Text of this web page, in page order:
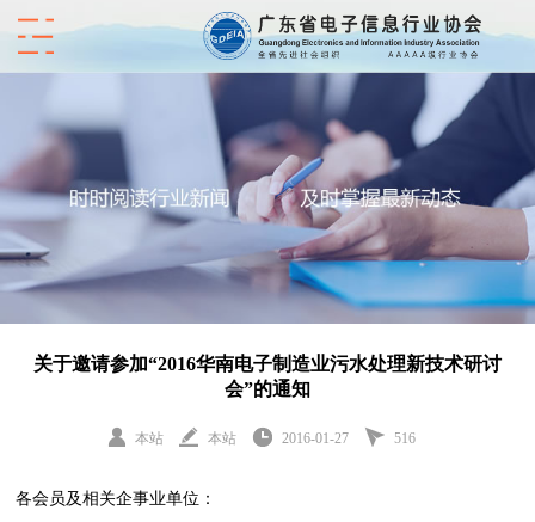
关于邀请参加“2016华南电子制造业污水处理新技术研讨
会”的通知
本站 本站 2016-01-27 516
各会员及相关企事业单位：